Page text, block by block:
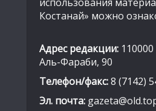
Костанай» можно
Адрес редакции:
Аль-Фараби, 90
Телефон/факс:8 (7142)
Эл. почта: